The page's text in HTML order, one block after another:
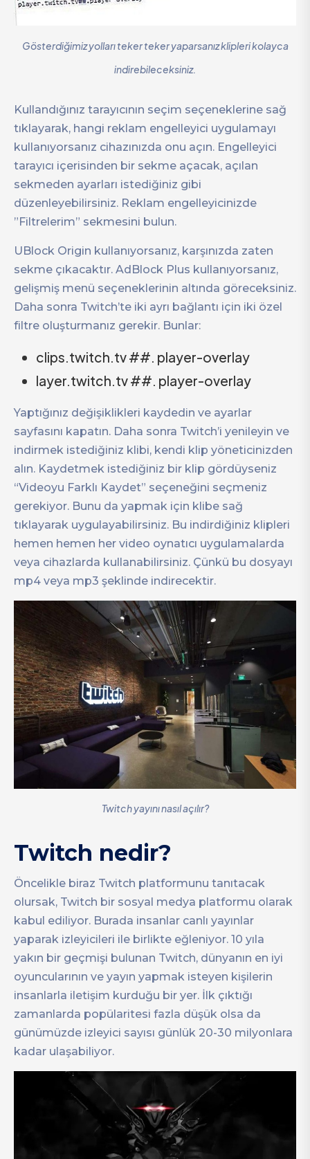
Gösterdiğimiz yolları teker teker yaparsanız klipleri kolayca
indirebileceksiniz.
Kullandığınız tarayıcının seçim seçeneklerine sağ
tıklayarak, hangi reklam engelleyici uygulamayı
kullanıyorsanız cihazınızda onu açın. Engelleyici
tarayıcı içerisinden bir sekme açacak, açılan
sekmeden ayarları istediğiniz gibi
düzenleyebilirsiniz. Reklam engelleyicinizde
”Filtrelerim” sekmesini bulun.
UBlock Origin kullanıyorsanız, karşınızda zaten
sekme çıkacaktır. AdBlock Plus kullanıyorsanız,
gelişmiş menü seçeneklerinin altında göreceksiniz.
Daha sonra Twitch’te iki ayrı bağlantı için iki özel
filtre oluşturmanız gerekir. Bunlar:
clips.twitch.tv ##. player-overlay
layer.twitch.tv ##. player-overlay
Yaptığınız değişiklikleri kaydedin ve ayarlar
sayfasını kapatın. Daha sonra Twitch’i yenileyin ve
indirmek istediğiniz klibi, kendi klip yöneticinizden
alın. Kaydetmek istediğiniz bir klip gördüyseniz
“Videoyu Farklı Kaydet” seçeneğini seçmeniz
gerekiyor. Bunu da yapmak için klibe sağ
tıklayarak uygulayabilirsiniz. Bu indirdiğiniz klipleri
hemen hemen her video oynatıcı uygulamalarda
veya cihazlarda kullanabilirsiniz. Çünkü bu dosyayı
mp4 veya mp3 şeklinde indirecektir.
Twitch yayını nasıl açılır?
Twitch nedir?
Öncelikle biraz Twitch platformunu tanıtacak
olursak, Twitch bir sosyal medya platformu olarak
kabul ediliyor. Burada insanlar canlı yayınlar
yaparak izleyicileri ile birlikte eğleniyor. 10 yıla
yakın bir geçmişi bulunan Twitch, dünyanın en iyi
oyuncularının ve yayın yapmak isteyen kişilerin
insanlarla iletişim kurduğu bir yer. İlk çıktığı
zamanlarda popülaritesi fazla düşük olsa da
günümüzde izleyici sayısı günlük 20-30 milyonlara
kadar ulaşabiliyor.